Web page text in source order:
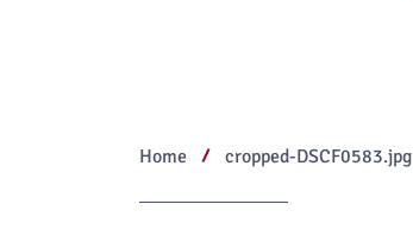
Home cropped-DSCF0583.jpg